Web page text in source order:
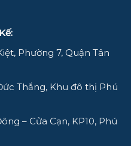
Phường 7, Quận Tân
Thắng, Khu đô thị Phú
– Cửa Cạn, KP10, Phú